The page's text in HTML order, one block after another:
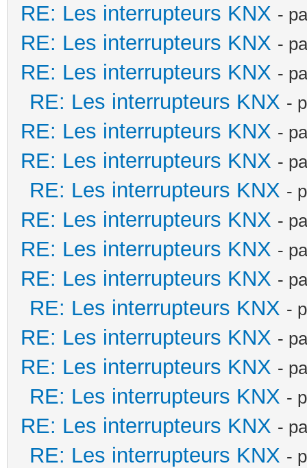
RE: Les interrupteurs KNX -
RE: Les interrupteurs KNX -
RE: Les interrupteurs KNX -
RE: Les interrupteurs KNX -
RE: Les interrupteurs KNX -
RE: Les interrupteurs KNX -
RE: Les interrupteurs KNX -
RE: Les interrupteurs KNX -
RE: Les interrupteurs KNX -
RE: Les interrupteurs KNX -
RE: Les interrupteurs KNX -
RE: Les interrupteurs KNX -
RE: Les interrupteurs KNX -
RE: Les interrupteurs KNX -
RE: Les interrupteurs KNX -
RE: Les interrupteurs KNX -